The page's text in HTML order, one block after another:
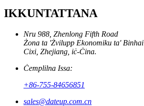
IKKUNTATTANA
Nru 988, Zhenlong Fifth Road
Żona ta 'Żvilupp Ekonomiku ta' Binhai
Cixi, Zhejiang, iċ-Ċina.
Ċemplilna Issa:
+86-755-84656851
sales@dateup.com.cn